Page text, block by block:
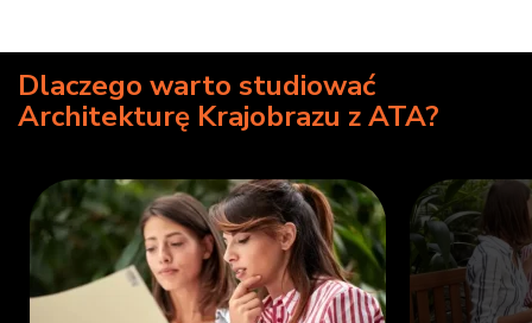
Dlaczego warto studiować
Architekturę Krajobrazu z ATA?